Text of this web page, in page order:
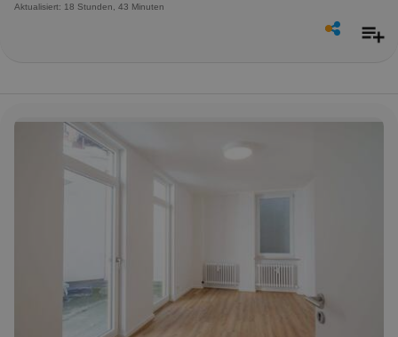
Aktualisiert: 18 Stunden, 43 Minuten